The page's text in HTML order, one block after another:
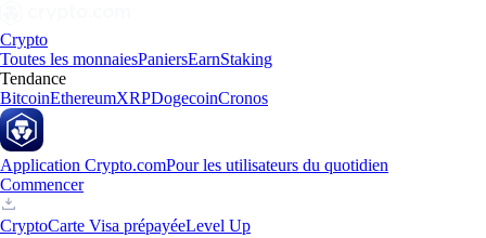
Crypto
Toutes les monnaiesPaniersEarnStaking
Tendance
BitcoinEthereumXRPDogecoinCronos
Application Crypto.comPour les utilisateurs du quotidien
Commencer
CryptoCarte Visa prépayéeLevel Up